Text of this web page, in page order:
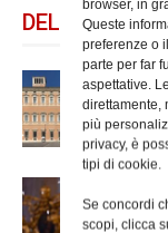
browser, in
Queste
preferenze o
parte per far
aspettative.
direttamente,
più
privacy, è
tipi di cookie.
Se concordi
scopi, clicca
DELLO